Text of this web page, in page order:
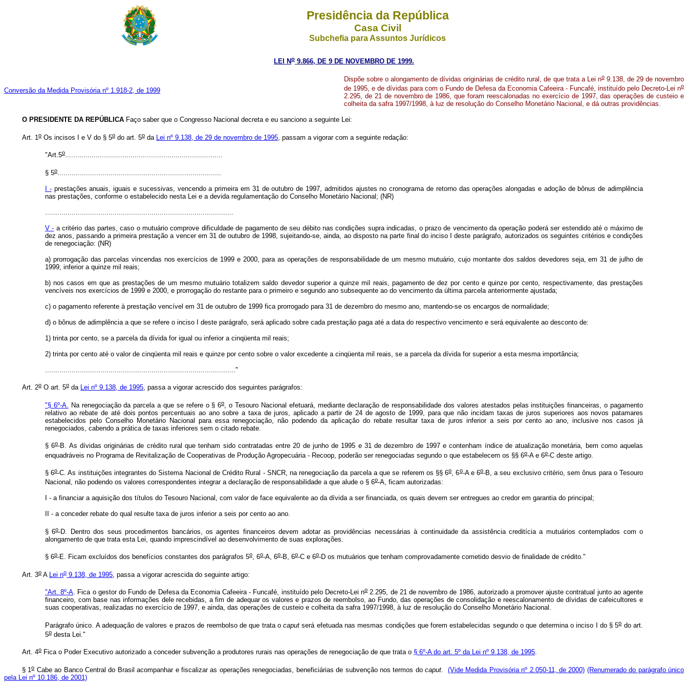
Presidência da República
Casa Civil
Subchefia para Assuntos Jurídicos
LEI No 9.866, DE 9 DE NOVEMBRO DE 1999.
Conversão da Medida Provisória nº 1.918-2, de 1999
Dispõe sobre o alongamento de dívidas originárias de crédito rural, de que trata a Lei no9.138, de 29 de novembro
de 1995, e de dívidas para com o Fundo de Defesa da Economia Cafeeira - Funcafé, instituído pelo Decreto-Lei no
2.295, de 21 de novembro de 1986, que foram reescalonadas no exercício de 1997, das operações de custeio e
colheita da safra 1997/1998, à luz de resolução do Conselho Monetário Nacional, e dá outras providências.
O PRESIDENTE DA REPÚBLICA Faço saber que o Congresso Nacional decreta e eu sanciono a seguinte Lei:
Art. 1 o Os incisos I e V do § 5o do art. 5o da Lei nº 9.138, de 29 de novembro de 1995 , passam a vigorar com a seguinte redação:
"Art.5o.............................................................................
§ 5o
I -prestações anuais, iguais e sucessivas, vencendo a primeira em 31 de outubro de 1997, admitidos ajustes no cronograma de retorno das operações alongadas e adoção de bônus de adimplência
nas prestações, conforme o estabelecido nesta Lei e a devida regulamentação do Conselho Monetário Nacional; (NR)
V - a critério das partes, caso o mutuário comprove dificuldade de pagamento de seu débito nas condições supra indicadas, o prazo de vencimento da operação poderá ser estendido até o máximo de
dez anos, passando a primeira prestação a vencer em 31 de outubro de 1998, sujeitando-se, ainda, ao disposto na parte final do inciso I deste parágrafo, autorizados os seguintes critérios e condições
de renegociação: (NR)
a) prorrogação das parcelas vincendas nos exercícios de 1999 e 2000, para as operações de responsabilidade de um mesmo mutuário, cujo montante dos saldos devedores seja, em 31 de julho de
1999, inferior a quinze mil reais;
b) nos casos em que as prestações de um mesmo mutuário totalizem saldo devedor superior a quinze mil reais, pagamento de dez por cento e quinze por cento, respectivamente, das prestações
vencíveis nos exercícios de 1999 e 2000, e prorrogação do restante para o primeiro e segundo ano subsequente ao do vencimento da última parcela anteriormente ajustada;
c) o pagamento referente à prestação vencível em 31 de outubro de 1999 fica prorrogado para 31 de dezembro do mesmo ano, mantendo-se os encargos de normalidade;
d) o bônus de adimplência a que se refere o inciso I deste parágrafo, será aplicado sobre cada prestação paga até a data do respectivo vencimento e será equivalente ao desconto de:
1) trinta por cento, se a parcela da dívida for igual ou inferior a cinqüenta mil reais;
2) trinta por cento até o valor de cinqüenta mil reais e quinze por cento sobre o valor excedente a cinqüenta mil reais, se a parcela da dívida for superior a esta mesma importância;
............................................................................................."
Art. 2o O art. 5o da Lei nº 9.138, de 1995, passa a vigorar acrescido dos seguintes parágrafos:
"§ 6º-A. Na renegociação da parcela a que se refere o § 6o, o Tesouro Nacional efetuará, mediante declaração de responsabilidade dos valores atestados pelas instituições financeiras, o pagamento
relativo ao rebate de até dois pontos percentuais ao ano sobre a taxa de juros, aplicado a partir de 24 de agosto de 1999, para que não incidam taxas de juros superiores aos novos patamares
estabelecidos pelo Conselho Monetário Nacional para essa renegociação, não podendo da aplicação do rebate resultar taxa de juros inferior a seis por cento ao ano, inclusive nos casos já
renegociados, cabendo a prática de taxas inferiores sem o citado rebate.
§ 6o-B. As dívidas originárias de crédito rural que tenham sido contratadas entre 20 de junho de 1995 e 31 de dezembro de 1997 e contenham índice de atualização monetária, bem como aquelas
enquadráveis no Programa de Revitalização de Cooperativas de Produção Agropecuária - Recoop, poderão ser renegociadas segundo o que estabelecem os §§ 6o-A e 6o-C deste artigo.
§ 6o-C. As instituições integrantes do Sistema Nacional de Crédito Rural - SNCR, na renegociação da parcela a que se referem os §§ 6o, 6o-A e 6o-B, a seu exclusivo critério, sem ônus para o Tesouro
Nacional, não podendo os valores correspondentes integrar a declaração de responsabilidade a que alude o § 6o-A, ficam autorizadas:
I - a financiar a aquisição dos títulos do Tesouro Nacional, com valor de face equivalente ao da dívida a ser financiada, os quais devem ser entregues ao credor em garantia do principal;
II - a conceder rebate do qual resulte taxa de juros inferior a seis por cento ao ano.
§ 6o-D. Dentro dos seus procedimentos bancários, os agentes financeiros devem adotar as providências necessárias à continuidade da assistência creditícia a mutuários contemplados com o
alongamento de que trata esta Lei, quando imprescindível ao desenvolvimento de suas explorações.
§ 6o-E. Ficam excluídos dos benefícios constantes dos parágrafos 5o, 6o-A, 6o-B, 6o-C e 6o-D os mutuários que tenham comprovadamente cometido desvio de finalidade de crédito."
Art. 3o A Lei no 9.138, de 1995 , passa a vigorar acrescida do seguinte artigo:
"Art. 8º-A. Fica o gestor do Fundo de Defesa da Economia Cafeeira - Funcafé, instituído pelo Decreto-Lei no2.295, de 21 de novembro de 1986, autorizado a promover ajuste contratual junto ao agente
financeiro, com base nas informações dele recebidas, a fim de adequar os valores e prazos de reembolso, ao Fundo, das operações de consolidação e reescalonamento de dívidas de cafeicultores e
suas cooperativas, realizadas no exercício de 1997, e ainda, das operações de custeio e colheita da safra 1997/1998, à luz de resolução do Conselho Monetário Nacional.
Parágrafo único. A adequação de valores e prazos de reembolso de que trata ocaputserá efetuada nas mesmas condições que forem estabelecidas segundo o que determina o inciso I do § 5odo art.
5o desta Lei."
Art. 4o Fica o Poder Executivo autorizado a conceder subvenção a produtores rurais nas operações de renegociação de que trata o § 6º-A do art. 5º da Lei nº 9.138, de 1995.
§ 1oCabe ao Banco Central do Brasil acompanhar e fiscalizar as operações renegociadas, beneficiárias de subvenção nos termos docaput (Vide Medida Provisória nº 2.050-11, de 2000) (Renumerado do parágrafo único
pela Lei nº 10.186, de 2001)